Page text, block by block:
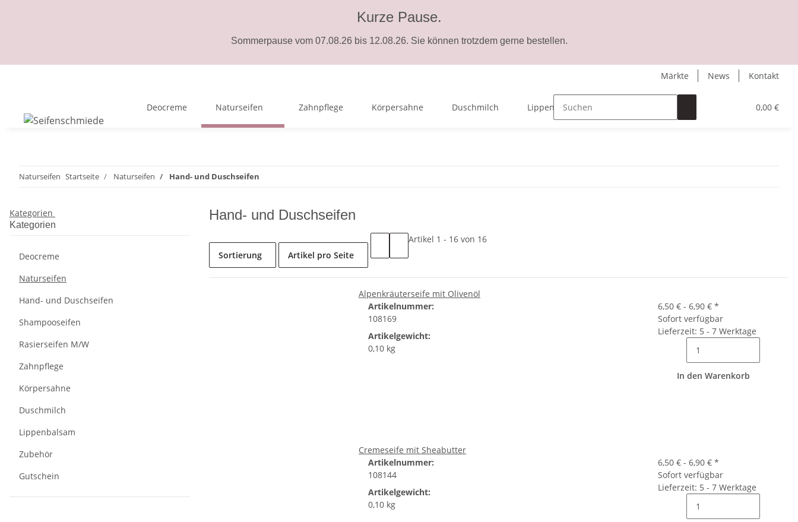
Kurze Pause.
Sommerpause vom 07.08.26 bis 12.08.26. Sie können trotzdem gerne bestellen.
Märkte News Kontakt
0,00 €
Deocreme Naturseifen Zahnpflege Körpersahne Duschmilch Lippenbalsam
Naturseifen Startseite Naturseifen Hand- und Duschseifen
Hand- und Duschseifen
Sortierung Artikel pro Seite
Artikel 1 - 16 von 16
Alpenkräuterseife mit Olivenöl
Artikelnummer:
108169
Artikelgewicht:
0,10 kg
6,50 € - 6,90 € *
Sofort verfügbar
Lieferzeit: 5 - 7 Werktage
In den Warenkorb
Cremeseife mit Sheabutter
Artikelnummer:
108144
Artikelgewicht:
0,10 kg
6,50 € - 6,90 € *
Sofort verfügbar
Lieferzeit: 5 - 7 Werktage
Kategorien
Kategorien
Deocreme
Naturseifen
Hand- und Duschseifen
Shampooseifen
Rasierseifen M/W
Zahnpflege
Körpersahne
Duschmilch
Lippenbalsam
Zubehör
Gutschein